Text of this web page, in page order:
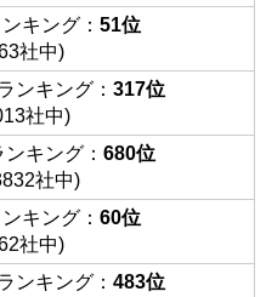
キング： 51位
社中)
ンキング：317位
社中)
ンキング：680位
社中)
キング： 60位
社中)
ンキング：483位